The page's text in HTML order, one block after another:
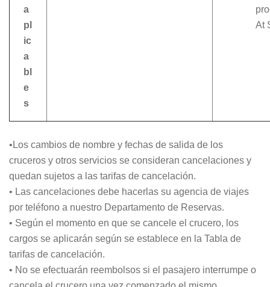
a
pl
ic
a
bl
e
s
At
•Los cambios de nombre y fechas de salida de los
cruceros y otros servicios se consideran cancelaciones y
quedan sujetos a las tarifas de cancelación.
• Las cancelaciones debe hacerlas su agencia de viajes
por teléfono a nuestro Departamento de Reservas.
• Según el momento en que se cancele el crucero, los
cargos se aplicarán según se establece en la Tabla de
tarifas de cancelación.
• No se efectuarán reembolsos si el pasajero interrumpe o